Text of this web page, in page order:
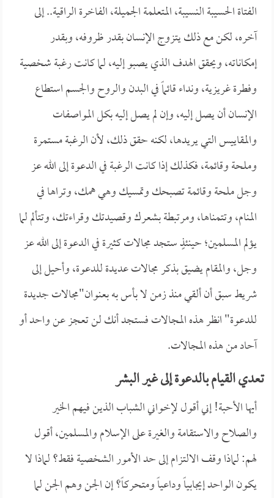
الفتاة الحسيبة النسيبة، المتعلمة الجميلة، الفاخرة الراقية.. إلى
آخره، لكن مع ذلك يتزوج الإنسان بقدر ظروفه، وبقدر
إمكاناته، ويحقق الهدف الذي يصبو إليه، لما كانت رغبة شخصية
وفطرة غريزية، ونداء قائماً في البدن والروح والجسم استطاع
الإنسان أن يصل إليه، وإن لم يصل إليه بكل المواصفات
والمقاييس التي يريدها، لكنه حقق ذلك، لأن الرغبة مستمرة
وملحة وقائمة، فكذلك إذا كانت الرغبة في الدعوة إلى الله عز
وجل ملحة وقائمة تصبحك وتمسيك وهي همك، وتراها في
المنام، وتتمناها، ومرتبطة بشعرك وقصيدتك وقراءتك، وتتألم لما
يؤلم المسلمين؛ حينئذٍ ستجد مجالات كثيرة في الدعوة إلى الله عز
وجل، والمقام يضيق بذكر مجالات عديدة للدعوة، وأحيل إلى
شريط سبق أن ألقي منذ زمن لا بأس به بعنوان"مجالات جديدة
للدعوة" انظر هذه المجالات فستجد أنك لن تعجز عن واحد أو
آحاد من هذه المجالات.
تعدي القيام بالدعوة إلى غير البشر
أيها الأحبة! إني أقول لإخواني الشباب الذين فيهم الخير
والصلاح والاستقامة والغيرة على الإسلام والمسلمين، أقول
لهم: لماذا وقف الالتزام إلى حد الأمور الشخصية فقط؟ لماذا لا
يكون الواحد إيجابياً وداعياً ومتحركاً؟ إن الجن وهم الجن لما